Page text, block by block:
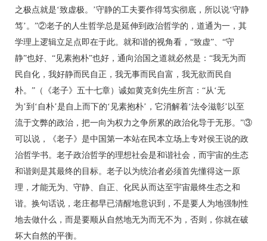
之极点就是‘致虚极。’守静的工夫要作得笃实彻底，所以说‘守静
笃’。”②老子的人生哲学总是延伸到政治哲学的，道通为一，其
学理上逻辑立足点即在于此。就和谐的视角看，“致虚”、“守
静”也好、“见素抱朴”也好，通向治国之道就必然是：“我无为而
民自化，我好静而民自正，我无事而民自富，我无欲而民自
朴。”（《老子》五十七章）诚如黄克剑先生所言：“从‘无
为’到‘自朴’是自上而下的‘见素抱朴’，它消解着‘法令滋彰’以至
流于文弊的政治，把一向为权力之争所累的政治化导于无形。”③
可以说，《老子》是中国第一本站在民本立场上专对侯王说的政
治哲学书。老子政治哲学的理想社会是和谐社会，而宇宙的生态
和谐则是其最终的目标。老子以为统治者必须首先懂得这一原
理，才能无为、守静、自正、化民从而达至宇宙最终生态之和
谐。换句话说，老庄都早已清醒地意识到，不是要人为地强制性
地去做什么，而是要顺从自然地无为而无不为，否则，你就在破
坏大自然的平衡。